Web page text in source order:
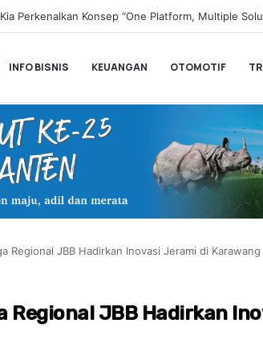
INFO BISNIS KEUANGAN OTOMOTIF
Regional JBB Hadirkan Inovasi Jerami di Karawang
Regional JBB Hadirkan